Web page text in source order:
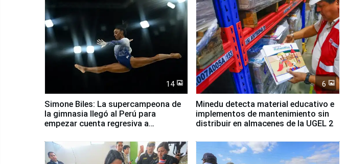
14
Simone Biles: La supercampeona de
la gimnasia llegó al Perú para
empezar cuenta regresiva a
6
Minedu detecta material educativo e
implementos de mantenimiento sin
distribuir en almacenes de la UGEL 2